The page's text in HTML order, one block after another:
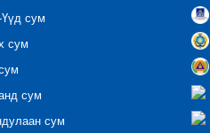
сум
сум
сум
сум